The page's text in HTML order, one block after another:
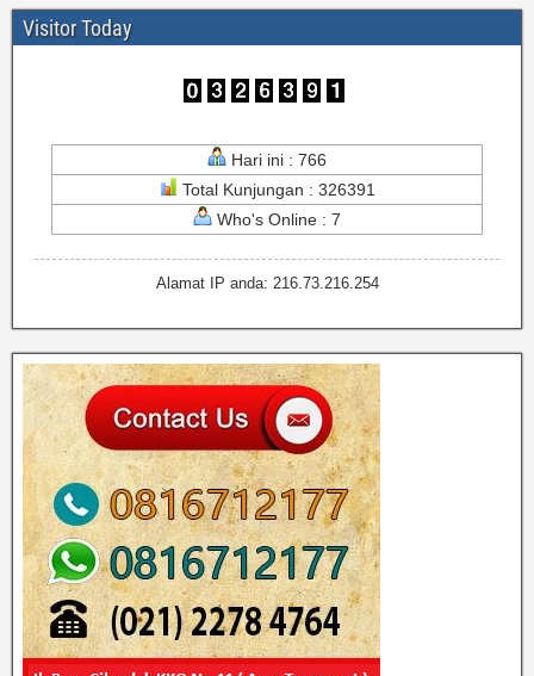
Visitor Today
Hari ini : 766
Total Kunjungan : 326391
Who's Online : 7
Alamat IP anda: 216.73.216.254